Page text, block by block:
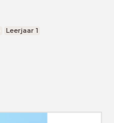
Leerjaar 1